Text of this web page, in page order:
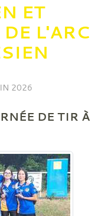
ET
L'ARC
2026
DE TIR À